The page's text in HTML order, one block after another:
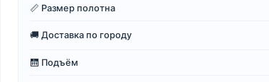
📏 Размер полотна
🚚 Доставка по городу
🛗 Подъём